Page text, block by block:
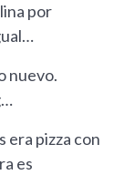
por
nuevo.
era pizza con
es